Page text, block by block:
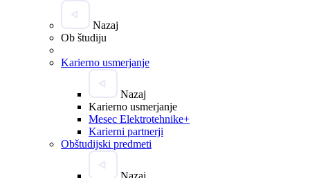
Nazaj
Ob študiju
Karierno usmerjanje
Nazaj
Karierno usmerjanje
Mesec Elektrotehnike+
Karierni partnerji
Obštudijski predmeti
Nazaj